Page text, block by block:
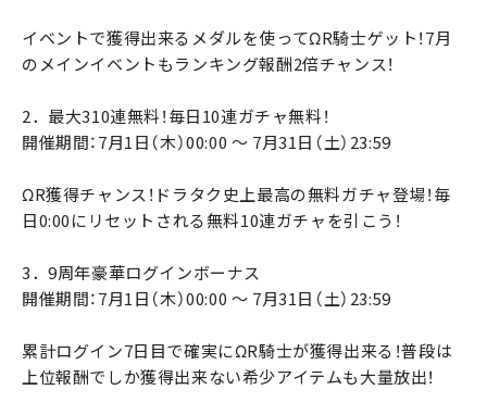
イベントで獲得出来るメダルを使ってΩR騎士ゲット！7月
のメインイベントもランキング報酬2倍チャンス！
2．最大310連無料！毎日10連ガチャ無料！
開催期間：7月1日（木）00:00 ～ 7月31日（土）23:59
ΩR獲得チャンス！ドラタク史上最高の無料ガチャ登場！毎
日0:00にリセットされる無料10連ガチャを引こう！
3．9周年豪華ログインボーナス
開催期間：7月1日（木）00:00 ～ 7月31日（土）23:59
累計ログイン7日目で確実にΩR騎士が獲得出来る！普段は
上位報酬でしか獲得出来ない希少アイテムも大量放出！